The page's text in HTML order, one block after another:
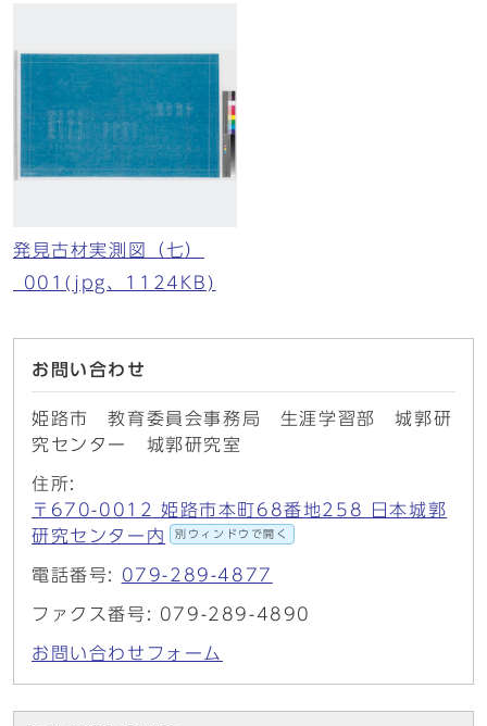
発見古材実測図（七）
_001(jpg、1124KB)
お問い合わせ
姫路市 教育委員会事務局 生涯学習部 城郭研
究センター 城郭研究室
住所:
〒670-0012 姫路市本町68番地258 日本城郭
研究センター内
別ウィンドウで開く
電話番号: 079-289-4877
ファクス番号: 079-289-4890
お問い合わせフォーム